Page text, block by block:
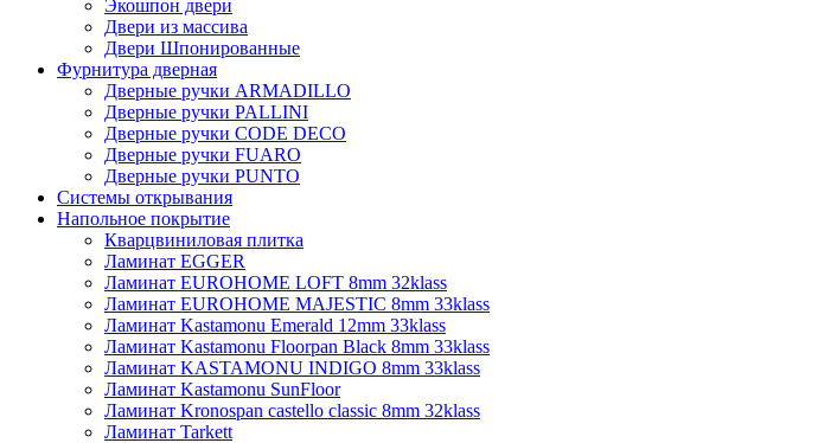
Экошпон двери
Двери из массива
Двери Шпонированные
Фурнитура дверная
Дверные ручки ARMADILLO
Дверные ручки PALLINI
Дверные ручки CODE DECO
Дверные ручки FUARO
Дверные ручки PUNTO
Системы открывания
Напольное покрытие
Кварцвиниловая плитка
Ламинат EGGER
Ламинат EUROHOME LOFT 8mm 32klass
Ламинат EUROHOME MAJESTIC 8mm 33klass
Ламинат Kastamonu Emerald 12mm 33klass
Ламинат Kastamonu Floorpan Black 8mm 33klass
Ламинат KASTAMONU INDIGO 8mm 33klass
Ламинат Kastamonu SunFloor
Ламинат Kronospan castello classic 8mm 32klass
Ламинат Tarkett